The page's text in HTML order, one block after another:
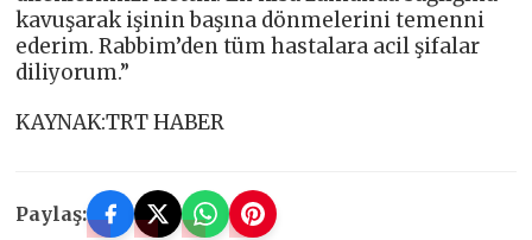
kavuşarak işinin başına dönmelerini temenni
ederim. Rabbim’den tüm hastalara acil şifalar
diliyorum.”
KAYNAK:TRT HABER
Paylaş: